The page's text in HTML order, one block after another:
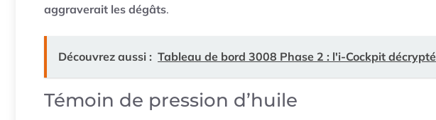
aggraverait les dégâts.
Découvrez aussi : Tableau de bord 3008 Phase 2 : l'i-Cockpit décrypté
Témoin de pression d’huile